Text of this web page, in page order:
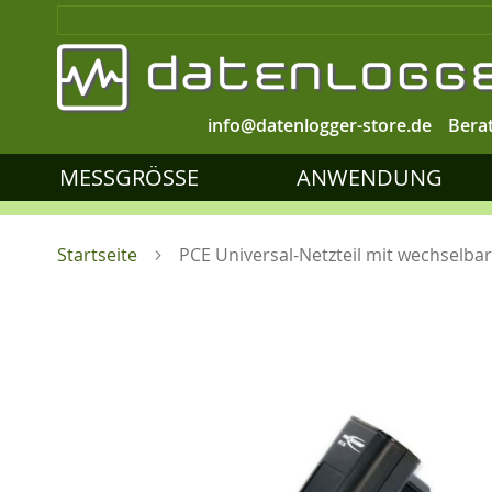
info@datenlogger-store.de
MESSGRÖSSE ANWENDUNG
Startseite PCE Universal-Netzteil mit